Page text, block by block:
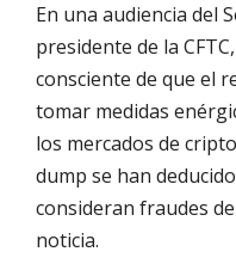
En una audiencia del
presidente de la
consciente de que el
tomar medidas
los mercados de
dump se han
consideran fraudes
noticia.